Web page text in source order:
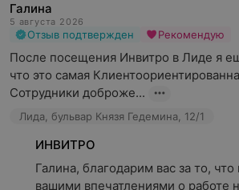
Контролировать течение
позволяя корректировать терапию;
Подобрать персонализированное
индивидуальные особенности
Оценить общее состояние
Предотвратить осложнения,
для организма.
Галина
5 августа 2026
Отзыв подтвержден Рекомендую
После посещения Инвитро в Лиде я
что это самая
Сотрудники доброже...
Лида, бульвар Князя Гедемина, 12/1
ИНВИТРО
Галина, благодарим вас за то,
вашими впечатлениями о работе